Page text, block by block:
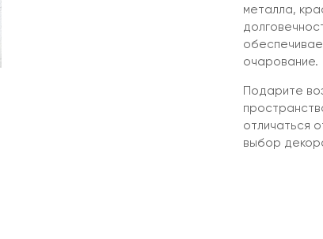
металла,
очарование.
Подарите
отличаться
выбор